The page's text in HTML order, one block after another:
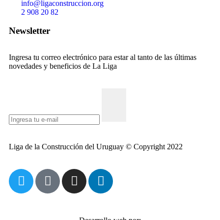
info@ligaconstruccion.org
2 908 20 82
Newsletter
Ingresa tu correo electrónico para estar al tanto de las últimas
novedades y beneficios de La Liga
Liga de la Construcción del Uruguay © Copyright 2022